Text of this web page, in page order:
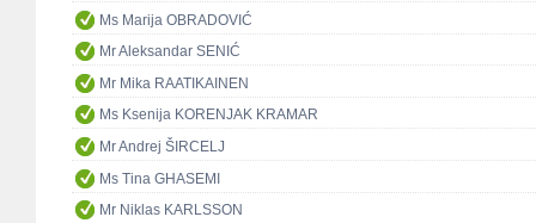
Ms Marija OBRADOVIĆ
Mr Aleksandar SENIĆ
Mr Mika RAATIKAINEN
Ms Ksenija KORENJAK KRAMAR
Mr Andrej ŠIRCELJ
Ms Tina GHASEMI
Mr Niklas KARLSSON